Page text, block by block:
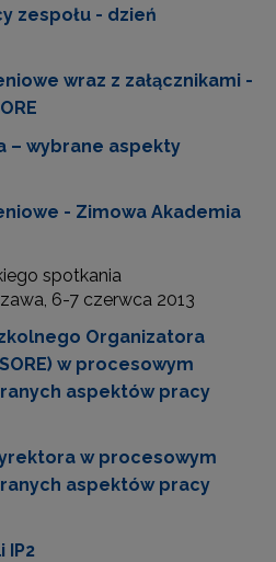
zespołu - dzień
wraz z załącznikami -
– wybrane aspekty
- Zimowa Akademia
spotkania
6-7 czerwca 2013
Organizatora
w procesowym
aspektów pracy
w procesowym
aspektów pracy
IP2